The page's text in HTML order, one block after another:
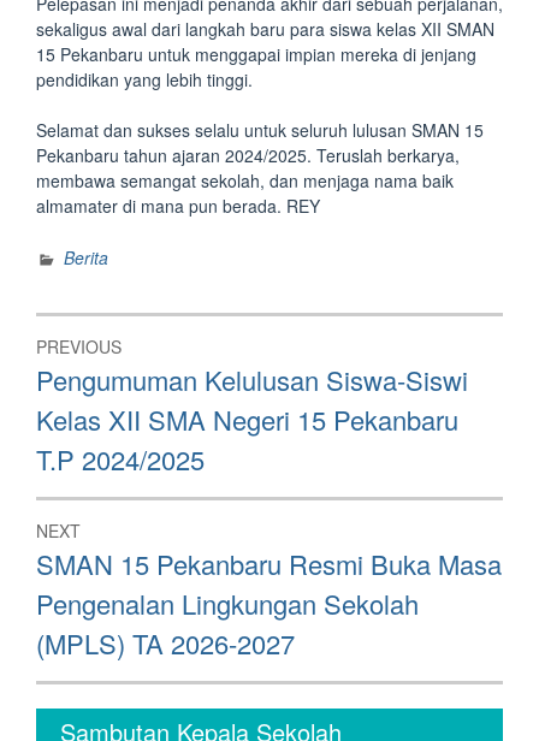
sekaligus awal dari langkah baru para siswa kelas XII SMAN
15 Pekanbaru untuk menggapai impian mereka di jenjang
pendidikan yang lebih tinggi.
Selamat dan sukses selalu untuk seluruh lulusan SMAN 15
Pekanbaru tahun ajaran 2024/2025. Teruslah berkarya,
membawa semangat sekolah, dan menjaga nama baik
almamater di mana pun berada. REY
Berita
Post
navigation
PREVIOUS
Previous
post:
Pengumuman Kelulusan Siswa-Siswi
Kelas XII SMA Negeri 15 Pekanbaru
T.P 2024/2025
NEXT
Next
post:
SMAN 15 Pekanbaru Resmi Buka Masa
Pengenalan Lingkungan Sekolah
(MPLS) TA 2026-2027
Sambutan Kepala Sekolah